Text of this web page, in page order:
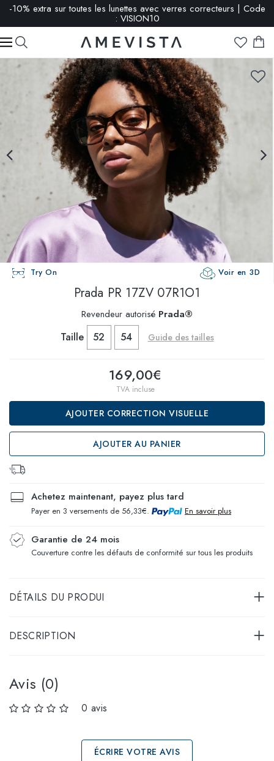
-10% extra sur toutes les lunettes avec verres correcteurs | Code
: VISION10
Try On Voir en 3D
Prada PR 17ZV 07R1O1
Revendeur autorisé Prada®
Taille 52 54 Guide des tailles
169,00€
TVA incluse
AJOUTER CORRECTION VISUELLE
AJOUTER AU PANIER
Achetez maintenant, payez plus tard
Payer en 3 versements de 56,33€. En savoir plus
Garantie de 24 mois
Couverture contre les défauts de conformité sur tous les produits
DÉTAILS DU PRODUI
DESCRIPTION
Avis (0)
0 avis
ÉCRIRE VOTRE AVIS